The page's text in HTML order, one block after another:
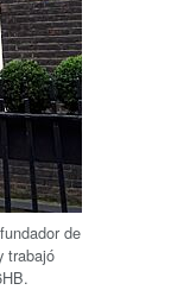
de
trabajó